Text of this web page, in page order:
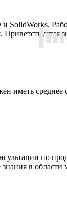
SolidWorks.
по
в